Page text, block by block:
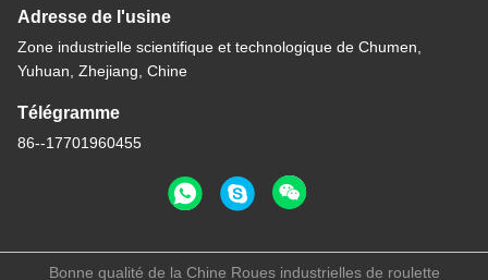
Adresse de l'usine
Zone industrielle scientifique et technologique de Chumen,
Yuhuan, Zhejiang, Chine
Télégramme
86--17701960455
Bonne qualité de la Chine Roues industrielles de roulette